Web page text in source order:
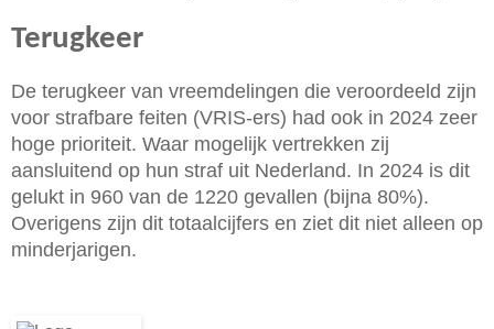
Terugkeer
De terugkeer van vreemdelingen die veroordeeld zijn
voor strafbare feiten (VRIS-ers) had ook in 2024 zeer
hoge prioriteit. Waar mogelijk vertrekken zij
aansluitend op hun straf uit Nederland. In 2024 is dit
gelukt in 960 van de 1220 gevallen (bijna 80%).
Overigens zijn dit totaalcijfers en ziet dit niet alleen op
minderjarigen.